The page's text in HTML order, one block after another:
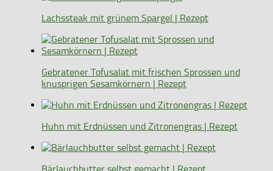
Lachssteak mit grünem Spargel | Rezept
Gebratener Tofusalat mit frischen Sprossen und
knusprigen Sesamkörnern | Rezept
Huhn mit Erdnüssen und Zitronengras | Rezept